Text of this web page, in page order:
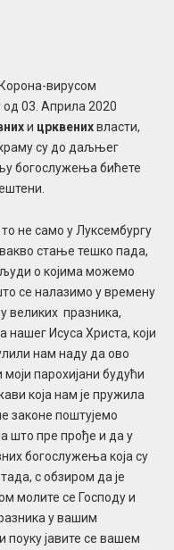
вирусом
03. Априла 2020
и црквенихвласти,
су до даљњег
богослужења бићете
не само у Луксембургу
стање тешко пада,
о којима можемо
се налазимо у времену
великих празника,
Исуса Христа, који
нам наду да ово
парохијани будући
која нам је пружила
законе поштујемо
што пре прође и да у
богослужења која су
с обзиром да је
молите се Господу и
у вашим
поуку јавите се вашем